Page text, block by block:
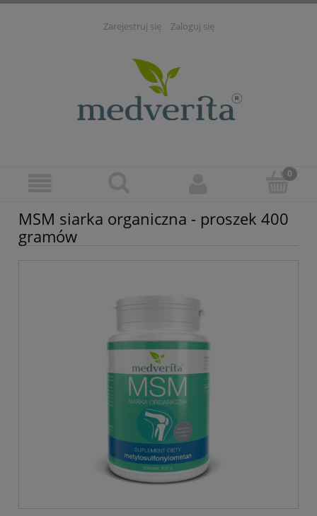
Zarejestruj się Zaloguj się
MSM siarka organiczna - proszek 400
gramów